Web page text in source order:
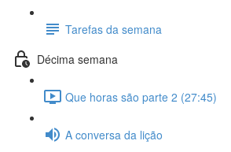
Tarefas da semana
Décima semana
Que horas são parte 2 (27:45)
A conversa da lição